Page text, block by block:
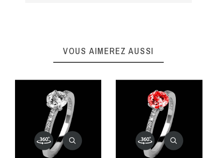
VOUS AIMEREZ AUSSI